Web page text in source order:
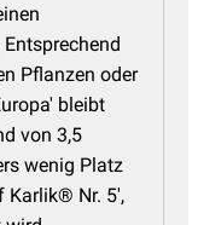
Pflanzen oder
bleibt
von 3,5
wenig Platz
Karlik® Nr. 5',